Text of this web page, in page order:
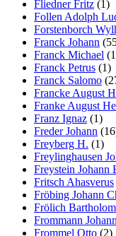
Fliedner Fritz (1)
Follen Adolph
Forstenborch
Franck Johann
Franck Michael
Franck Petrus (1)
Franck Salomo
Francke August
Franke August
Franz Ignaz (1)
Freder Johann
Freyberg H. (1)
Freylinghausen
Freystein Johann
Fritsch Ahasverus
Fröbing Johann
Frölich
Frommann
Frommel Otto (2)